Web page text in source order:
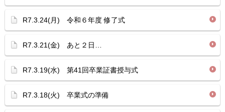
R7.3.24(月) 令和６年度 修了式
R7.3.21(金) あと２日…
R7.3.19(水) 第41回卒業証書授与式
R7.3.18(火) 卒業式の準備